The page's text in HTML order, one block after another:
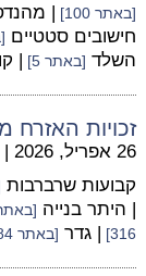
[באתר 100] |
חישובים סטטיים
השלד [באתר 5] |
זכויות האזרח
26 אפריל, 2026 |
קבועות שרברבות
| היתר בנייה [באתר
316]
| גדר [באתר 284]